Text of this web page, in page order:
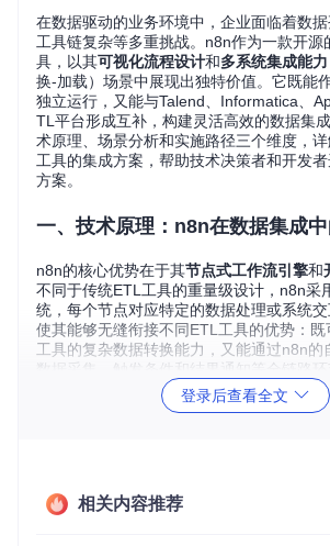
在数据驱动的业务环境中，企业面临着数
工具链复杂等多重挑战。n8n作为一款开源
具，以其可视化流程设计和多系统集成能力
换-加载）场景中展现出独特价值。它既能
独立运行，又能与Talend、Informatica、
TL平台形成互补，构建灵活高效的数据集
术原理、场景分析和实施路径三个维度，详
工具的集成方案，帮助技术决策者和开发
方案。
一、技术原理：n8n在数据集成
n8n的核心优势在于其节点式工作流引擎和
不同于传统ETL工具的重量级设计，n8n采
统，每个节点对应特定的数据处理或系统
使其能够无缝衔接不同ETL工具的优势：既
工具的复杂数据转换能力，又能通过n8n的
数据采集、触发条件和结果通知等全链路环
在技术实现上，n8n通过以下机制支持ETL
事件触发机制
ETL流程
登录后查看全文
相关内容推荐